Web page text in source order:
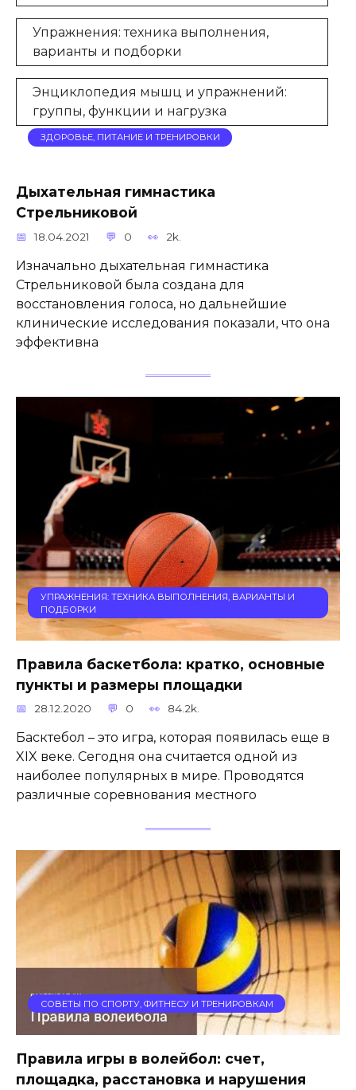
Упражнения: техника выполнения,
варианты и подборки
Энциклопедия мышц и упражнений:
группы, функции и нагрузка
ЗДОРОВЬЕ, ПИТАНИЕ И ТРЕНИРОВКИ
Дыхательная гимнастика
Стрельниковой
18.04.2021 0 2k.
Изначально дыхательная гимнастика
Стрельниковой была создана для
восстановления голоса, но дальнейшие
клинические исследования показали, что она
эффективна
УПРАЖНЕНИЯ: ТЕХНИКА ВЫПОЛНЕНИЯ, ВАРИАНТЫ И
ПОДБОРКИ
Правила баскетбола: кратко, основные
пункты и размеры площадки
28.12.2020 0 84.2k.
Басктебол – это игра, которая появилась еще в
XIX веке. Сегодня она считается одной из
наиболее популярных в мире. Проводятся
различные соревнования местного
СОВЕТЫ ПО СПОРТУ, ФИТНЕСУ И ТРЕНИРОВКАМ
Правила игры в волейбол: счет,
площадка, расстановка и нарушения